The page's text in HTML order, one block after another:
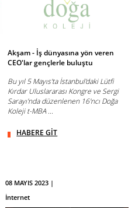
Akşam - İş dünyasına yön veren
CEO'lar gençlerle buluştu
Bu yıl 5 Mayıs'ta İstanbul'daki Lütfi
Kırdar Uluslararası Kongre ve Sergi
Sarayı'nda düzenlenen 16'ncı Doğa
Koleji t-MBA ...
HABERE GİT
08 MAYIS 2023 |
İnternet